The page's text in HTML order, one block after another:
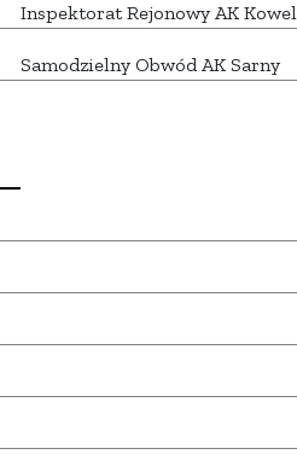
Inspektorat Rejonowy AK Kowel
Samodzielny Obwód AK Sarny